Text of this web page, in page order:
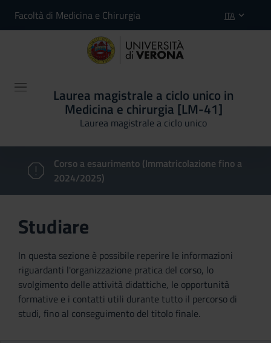
Facoltà di Medicina e Chirurgia ITA
Laurea magistrale a ciclo unico in
Medicina e chirurgia [LM-41]
Laurea magistrale a ciclo unico
Corso a esaurimento (Immatricolazione fino a
2024/2025)
Studiare
In questa sezione è possibile reperire le informazioni
riguardanti l'organizzazione pratica del corso, lo
svolgimento delle attività didattiche, le opportunità
formative e i contatti utili durante tutto il percorso di
studi, fino al conseguimento del titolo finale.